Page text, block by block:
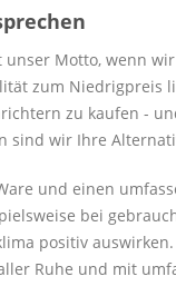
Motto, wenn
zum Niedrigpreis
zu kaufen -
sind wir Ihre
und einen
bei
positiv
Ruhe und mit